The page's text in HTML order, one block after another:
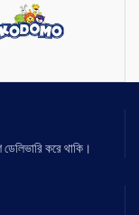
করে থাকি।